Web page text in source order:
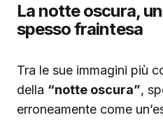
La notte oscura,
spesso fraintesa
Tra le sue immagini più
della “notte oscura”,
erroneamente come